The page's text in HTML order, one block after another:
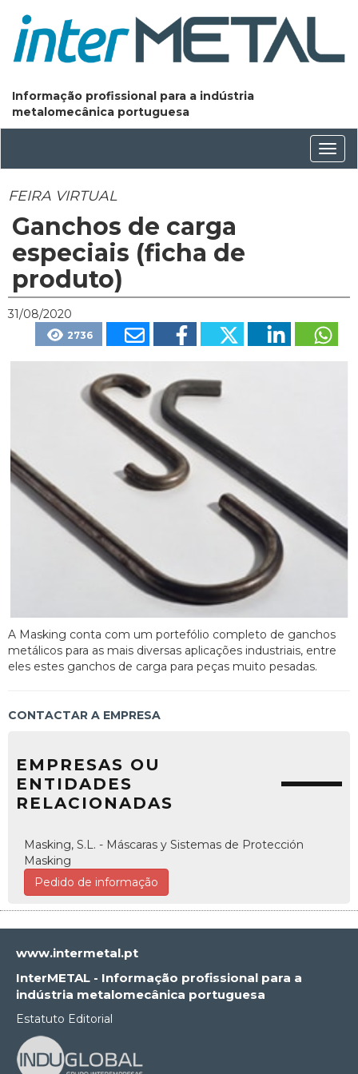
Informação profissional para a indústria
metalomecânica portuguesa
FEIRA VIRTUAL
Ganchos de carga
especiais (ficha de
produto)
31/08/2020
2736
A Masking conta com um portefólio completo de ganchos
metálicos para as mais diversas aplicações industriais, entre
eles estes ganchos de carga para peças muito pesadas.
CONTACTAR A EMPRESA
EMPRESAS OU
ENTIDADES
RELACIONADAS
Masking, S.L. - Máscaras y Sistemas de Protección
Masking
Pedido de informação
www.intermetal.pt
InterMETAL - Informação profissional para a
indústria metalomecânica portuguesa
Estatuto Editorial